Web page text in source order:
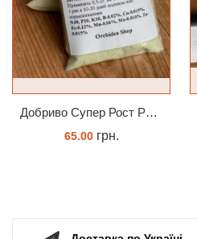
Добриво Супер Рост Peters Hi Nitro 30-10-10 + мікроелементи
65.00грн.